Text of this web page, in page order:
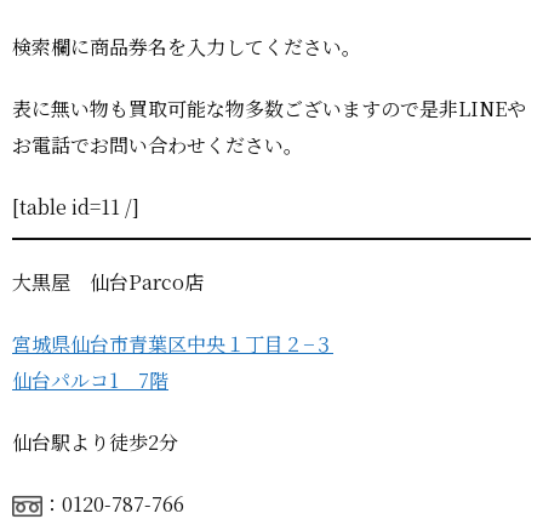
検索欄に商品券名を入力してください。
表に無い物も買取可能な物多数ございますので是非LINEや
お電話でお問い合わせください。
[table id=11 /]
大黒屋 仙台Parco店
宮城県仙台市青葉区中央１丁目２−３
仙台パルコ1 7階
仙台駅より徒歩2分
：0120-787-766